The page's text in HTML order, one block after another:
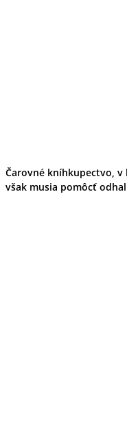
Čarovné kníhkupectvo,
však musia pomôcť